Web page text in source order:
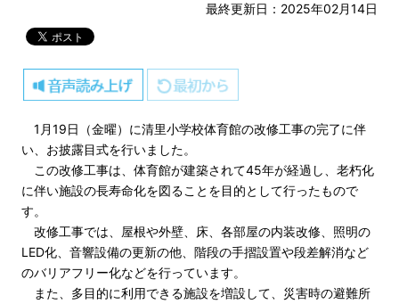
最終更新日：2025年02月14日
1月19日（金曜）に清里小学校体育館の改修工事の完了に伴
い、お披露目式を行いました。
この改修工事は、体育館が建築されて45年が経過し、老朽化
に伴い施設の長寿命化を図ることを目的として行ったもので
す。
改修工事では、屋根や外壁、床、各部屋の内装改修、照明の
LED化、音響設備の更新の他、階段の手摺設置や段差解消など
のバリアフリー化などを行っています。
また、多目的に利用できる施設を増設して、災害時の避難所